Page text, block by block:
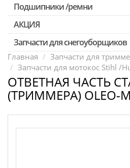
Патроны для шуруповертов /
Выключатели, переключатели
Запчасти для перфораторов и
Запчасти для УШМ (болгарок)
Запчасти для
Конденсаторы
Подшипники /ремни
АКЦИЯ
Скидка 50%
Запчасти для снегоуборщиков
Главная
Запчасти для
Запчасти для мотокос Stihl /
ОТВЕТНАЯ ЧАСТЬ
(ТРИММЕРА) OLEO-